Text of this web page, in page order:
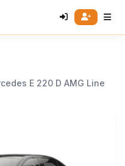
E 220 D AMG Line